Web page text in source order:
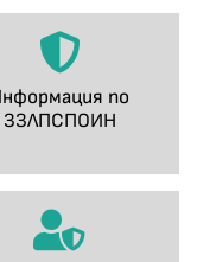
по
ЗЗЛПСПОИН